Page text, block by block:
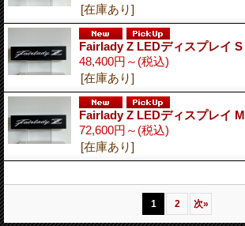
[在庫あり]
Fairlady Z LEDディスプレイ S
48,400円～ (税込)
[在庫あり]
Fairlady Z LEDディスプレイ M
72,600円～ (税込)
[在庫あり]
1 2 次»